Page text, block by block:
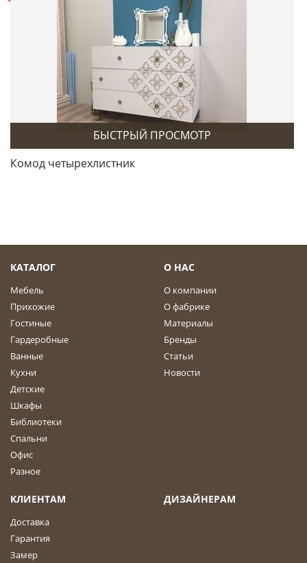
БЫСТРЫЙ ПРОСМОТР
Комод четырехлистник
КАТАЛОГ
Мебель
Прихожие
Гостиные
Гардеробные
Ванные
Кухни
Детские
Шкафы
Библиотеки
Спальни
Офис
Разное
О НАС
О компании
О фабрике
Материалы
Бренды
Статьи
Новости
КЛИЕНТАМ
Доставка
Гарантия
Замер
ДИЗАЙНЕРАМ